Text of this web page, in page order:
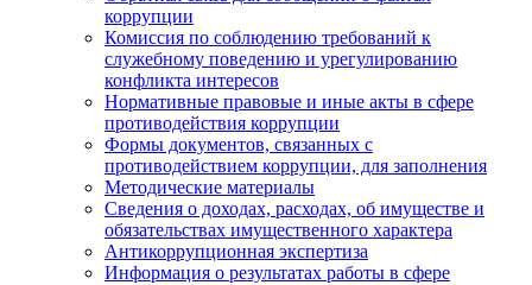
коррупции
Комиссия по соблюдению требований к
служебному поведению и урегулированию
конфликта интересов
Нормативные правовые и иные акты в сфере
противодействия коррупции
Формы документов, связанных с
противодействием коррупции, для заполнения
Методические материалы
Сведения о доходах, расходах, об имуществе и
обязательствах имущественного характера
Антикоррупционная экспертиза
Информация о результатах работы в сфере